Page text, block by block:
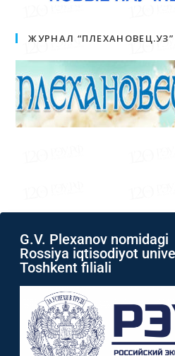
ЖУРНАЛ “ПЛЕХАНОВЕЦ.УЗ”
G.V. Plexanov nomidagi
Toshkent filiali